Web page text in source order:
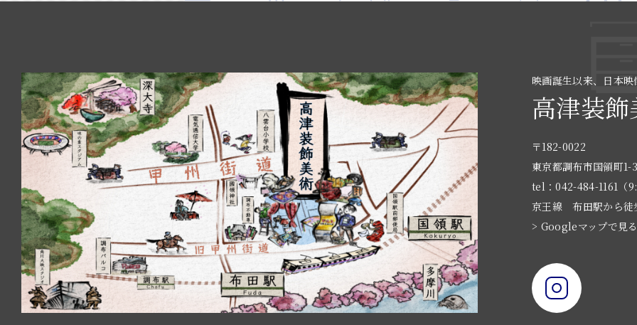
映画誕生以来、日本
高津装
〒182-0022
東京都調布市国領町1-
tel：042-484-1161（
京王線 布田駅から徒
> Googleマップで見る